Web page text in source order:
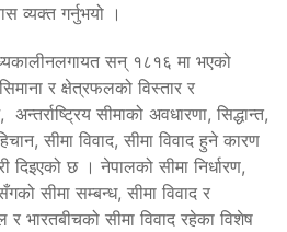
व्यक्त गर्नुभयो ।
सन् १८१६ मा भएको
र क्षेत्रफलको विस्तार र
सीमाको अवधारणा, सिद्धान्त,
सीमा विवाद, सीमा विवाद हुने कारण
दिइएको छ । नेपालको सीमा निर्धारण,
सीमा सम्बन्ध, सीमा विवाद र
भारतबीचको सीमा विवाद रहेका विशेष